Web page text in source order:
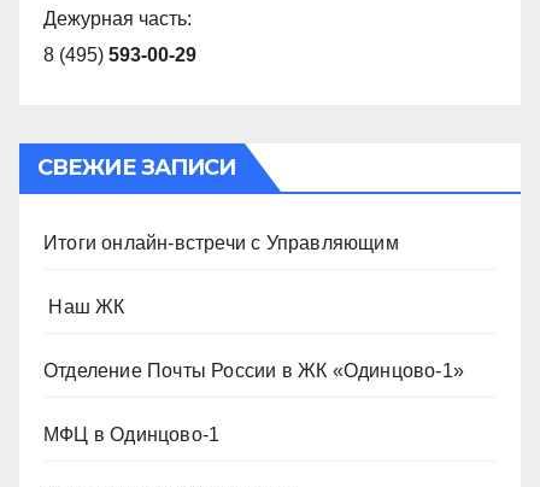
Дежурная часть:
8 (495) 593-00-29
СВЕЖИЕ ЗАПИСИ
Итоги онлайн-встречи с Управляющим
️ Наш ЖК
Отделение Почты России в ЖК «Одинцово-1»
МФЦ в Одинцово-1